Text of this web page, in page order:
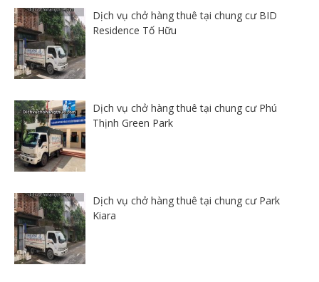
Dịch vụ chở hàng thuê tại chung cư BID
Residence Tố Hữu
Dịch vụ chở hàng thuê tại chung cư Phú
Thịnh Green Park
Dịch vụ chở hàng thuê tại chung cư Park
Kiara